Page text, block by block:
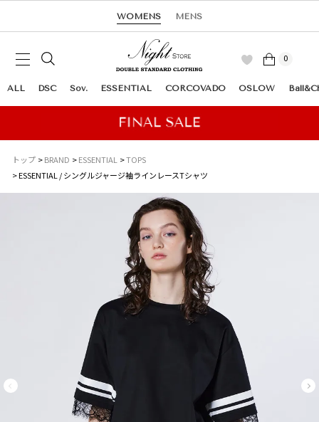
WOMENS MENS
0
ALL DSC Sov. ESSENTIAL CORCOVADO OSLOW
トップ BRAND ESSENTIAL
TOPS
ESSENTIAL / シングルジャージ袖ラインレースTシャツ